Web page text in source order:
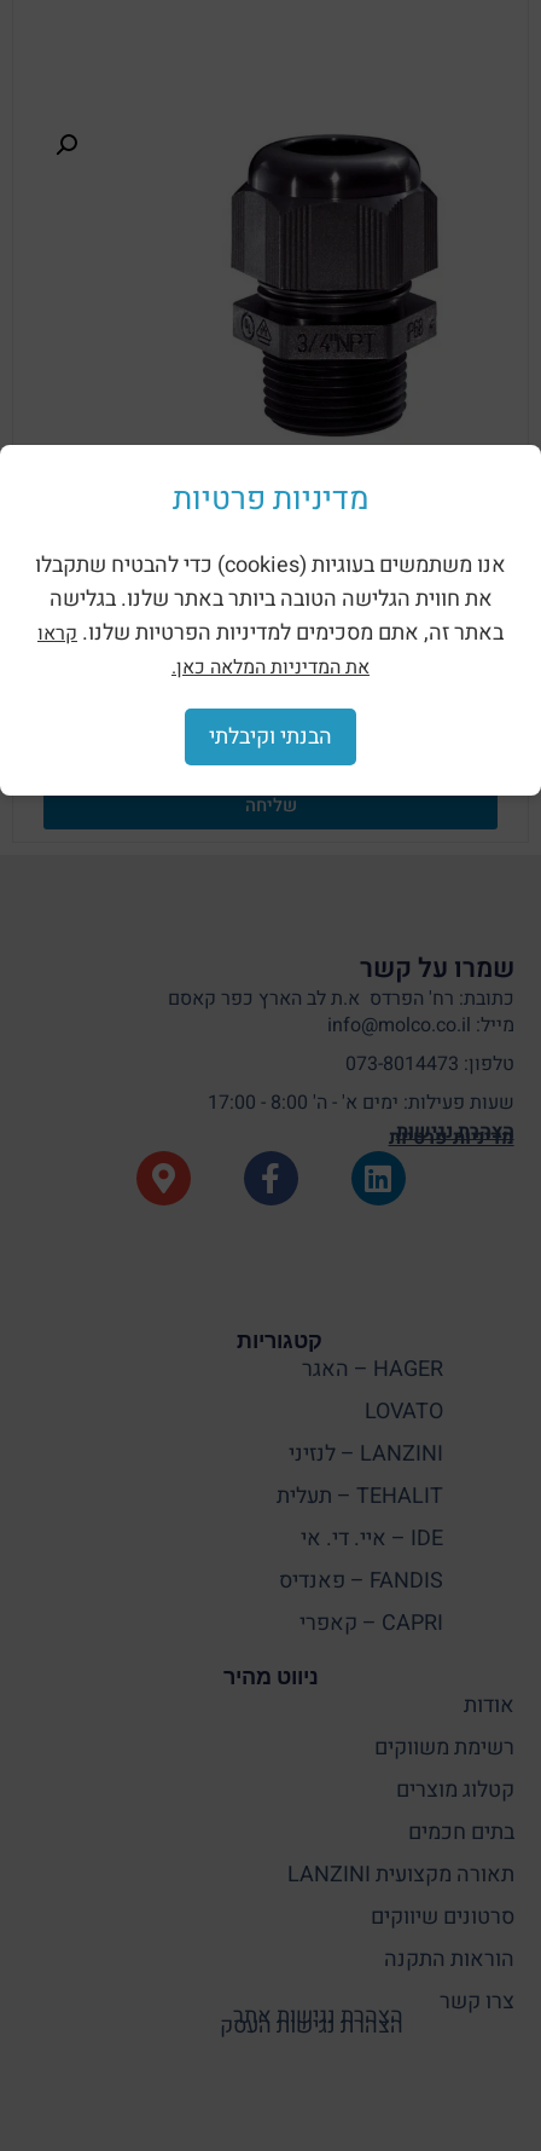
מדיניות פרטיות
אנו משתמשים בעוגיות (cookies) כדי להבטיח שתקבלו
את חווית הגלישה הטובה ביותר באתר שלנו. בגלישה
באתר זה, אתם מסכימים למדיניות הפרטיות שלנו. קראו
את המדיניות המלאה כאן.
הבנתי וקיבלתי
לפרטים נוספים על כניסות EXACAP Exe
פרטים כאן:
שליחה
קטגוריות
HAGER – האגר
LOVATO
LANZINI – לנזיני
TEHALIT – תעלית
IDE – איי. די. אי
FANDIS – פאנדיס
CAPRI – קאפרי
ניווט מהיר
אודות
רשימת משווקים
קטלוג מוצרים
בתים חכמים
תאורה מקצועית LANZINI
סרטונים שיווקים
הוראות התקנה
צרו קשר
הצהרת נגישות אתר
הצהרת נגישות העסק
שמרו על קשר
כתובת: רח' הפרדס א.ת לב הארץ כפר קאסם
מייל: info@molco.co.il
טלפון: 073-8014473
שעות פעילות: ימים א' - ה' 8:00 - 17:00
הצהרת נגישות
מדיניות פרטיות